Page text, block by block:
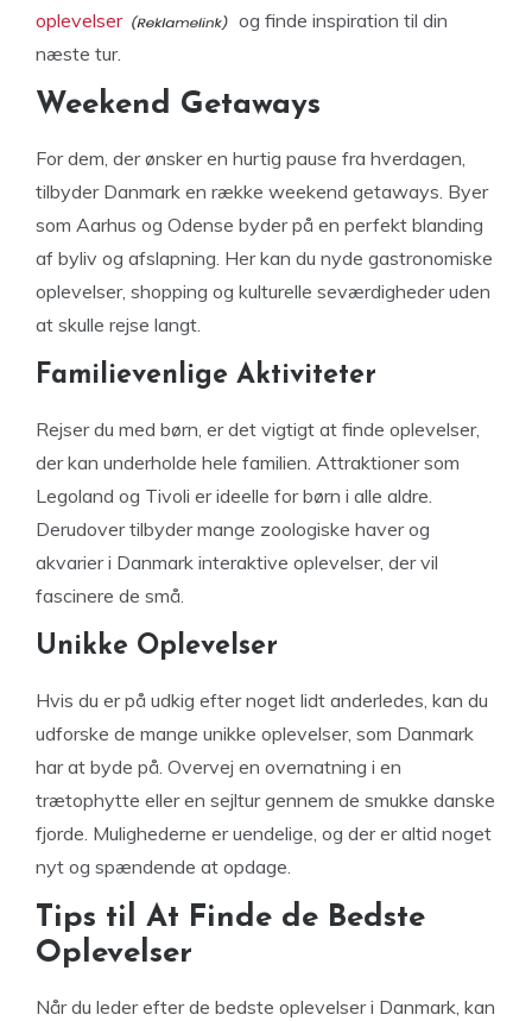
oplevelser
og finde inspiration til din
næste tur.
Weekend Getaways
For dem, der ønsker en hurtig pause fra hverdagen,
tilbyder Danmark en række weekend getaways. Byer
som Aarhus og Odense byder på en perfekt blanding
af byliv og afslapning. Her kan du nyde gastronomiske
oplevelser, shopping og kulturelle seværdigheder uden
at skulle rejse langt.
Familievenlige Aktiviteter
Rejser du med børn, er det vigtigt at finde oplevelser,
der kan underholde hele familien. Attraktioner som
Legoland og Tivoli er ideelle for børn i alle aldre.
Derudover tilbyder mange zoologiske haver og
akvarier i Danmark interaktive oplevelser, der vil
fascinere de små.
Unikke Oplevelser
Hvis du er på udkig efter noget lidt anderledes, kan du
udforske de mange unikke oplevelser, som Danmark
har at byde på. Overvej en overnatning i en
trætophytte eller en sejltur gennem de smukke danske
fjorde. Mulighederne er uendelige, og der er altid noget
nyt og spændende at opdage.
Tips til At Finde de Bedste
Oplevelser
Når du leder efter de bedste oplevelser i Danmark, kan